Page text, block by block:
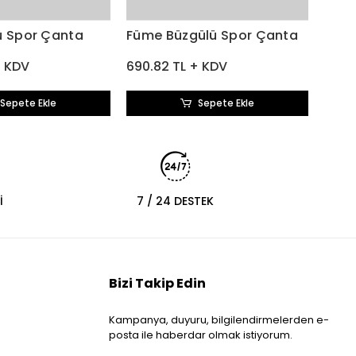
Spor Çanta
Sepete Ekle
Füme Büzgülü Spor Çanta
690.82 TL + KDV
Sepete Ekle
7 / 24 DESTEK
Bizi Takip Edin
Kampanya, duyuru, bilgilendirmelerden e-
posta ile haberdar olmak istiyorum.